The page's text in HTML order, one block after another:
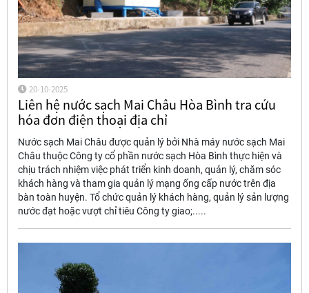
20-10-2025
Liên hệ nước sạch Mai Châu Hòa Bình tra cứu
hóa đơn điện thoại địa chỉ
Nước sạch Mai Châu được quản lý bởi Nhà máy nước sạch Mai
Châu thuộc Công ty cổ phần nước sạch Hòa Bình thực hiện và
chịu trách nhiệm việc phát triển kinh doanh, quản lý, chăm sóc
khách hàng và tham gia quản lý mạng ống cấp nước trên địa
bàn toàn huyện. Tổ chức quản lý khách hàng, quản lý sản lượng
nước đạt hoặc vượt chỉ tiêu Công ty giao;.....